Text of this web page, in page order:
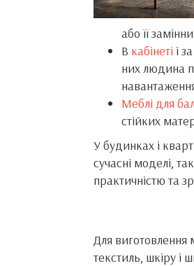
або її
В кабінеті і за
них людина
Меблі для
стійких
У будинках і
сучасні моделі,
практичністю та
Для
текстиль, шкіру і